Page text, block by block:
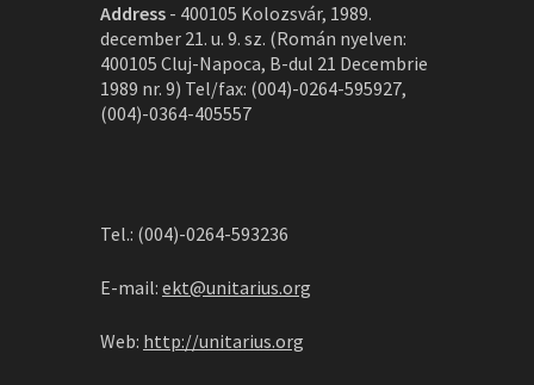
Address - 400105 Kolozsvár, 1989.
december 21. u. 9. sz. (Román nyelven:
400105 Cluj-Napoca, B-dul 21 Decembrie
1989 nr. 9) Tel/fax: (004)-0264-595927,
(004)-0364-405557
Tel.: (004)-0264-593236
E-mail: ekt@unitarius.org
Web: http://unitarius.org